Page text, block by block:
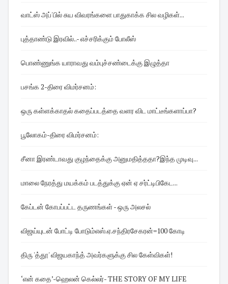
வாட்ஸ் அப்'பில் சுய விவரங்களை பாதுகாக்க சில வழிகள்...
புத்தாண்டு இரவில்..- எச்சரிக்கும் போலீஸ்
பொண்ணுங்க யாராவது வம்புச்சண்டைக்கு இழுத்தா
பசங்க 2-திரை விமர்சனம்:
ஒரு கள்ளக்காதல் கதைப்படத்தை வளர விட மாட்டீங்களாப்பா?
பூலோகம்-திரை விமர்சனம்:
சீனா இரண்டாவது குழந்தைக்கு அனுமதித்ததா?இந்த முடிவு...
மாலை நேரத்து மயக்கம் படத்துக்கு ஏன் ஏ சர்ட்டிபிகேட...
கேப்டன் கோபப்பட்ட தருணங்கள் - ஒரு அலசல்
விஜய்யுடன் போட்டி போடும்எஸ்.ஏ.சந்திரசேகரன்=100 கோடி
திரு 'த்தூ' விஜயகாந்த் அவர்களுக்கு சில கேள்விகள்!
‘என் கதை’-ஹெலன் கெல்லர்- THE STORY OF MY LIFE